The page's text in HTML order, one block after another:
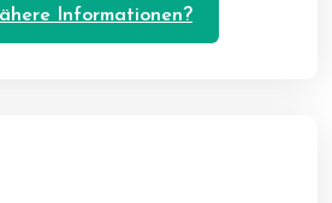
Informationen?